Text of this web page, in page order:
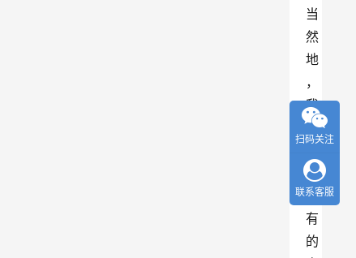
当
然
地
，
我
们
为
所
有
的
扫码关注
联系客服